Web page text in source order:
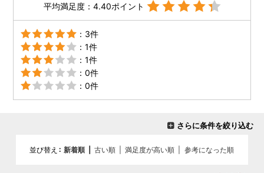
平均満足度：4.40ポイント
：3件
：1件
：1件
：0件
：0件
さらに条件を絞り込む
並び替え 新着順 古い順 満足度が高い順 参考になった順